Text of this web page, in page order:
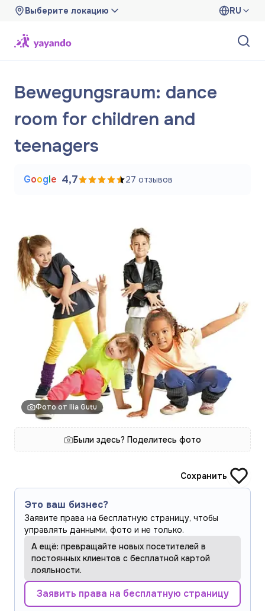
Выберите локацию RU
Bewegungsraum: dance
room for children and
teenagers
Google 4,7 27 отзывов
Фото от Ilia Gutu
Были здесь? Поделитесь фото
Сохранить
Это ваш бизнес?
Заявите права на бесплатную страницу, чтобы
управлять данными, фото и не только.
А ещё: превращайте новых посетителей в
постоянных клиентов с бесплатной картой
лояльности.
Заявить права на бесплатную страницу